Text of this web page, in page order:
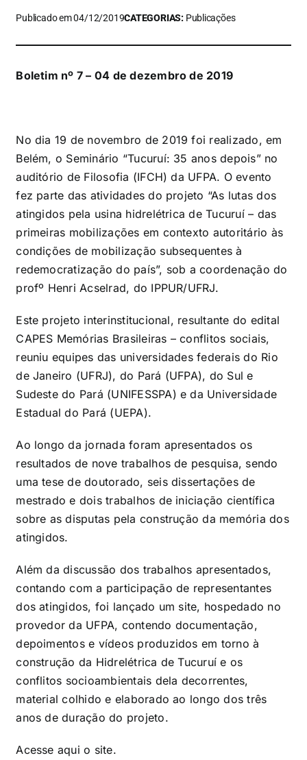
Publicado em 04/12/2019CATEGORIAS: Publicações
Boletim nº 7 – 04 de dezembro de 2019
No dia 19 de novembro de 2019 foi realizado, em
Belém, o Seminário “Tucuruí: 35 anos depois” no
auditório de Filosofia (IFCH) da UFPA. O evento
fez parte das atividades do projeto “As lutas dos
atingidos pela usina hidrelétrica de Tucuruí – das
primeiras mobilizações em contexto autoritário às
condições de mobilização subsequentes à
redemocratização do país”, sob a coordenação do
profº Henri Acselrad, do IPPUR/UFRJ.
Este projeto interinstitucional, resultante do edital
CAPES Memórias Brasileiras – conflitos sociais,
reuniu equipes das universidades federais do Rio
de Janeiro (UFRJ), do Pará (UFPA), do Sul e
Sudeste do Pará (UNIFESSPA) e da Universidade
Estadual do Pará (UEPA).
Ao longo da jornada foram apresentados os
resultados de nove trabalhos de pesquisa, sendo
uma tese de doutorado, seis dissertações de
mestrado e dois trabalhos de iniciação científica
sobre as disputas pela construção da memória dos
atingidos.
Além da discussão dos trabalhos apresentados,
contando com a participação de representantes
dos atingidos, foi lançado um site, hospedado no
provedor da UFPA, contendo documentação,
depoimentos e vídeos produzidos em torno à
construção da Hidrelétrica de Tucuruí e os
conflitos socioambientais dela decorrentes,
material colhido e elaborado ao longo dos três
anos de duração do projeto.
Acesse aqui o site.